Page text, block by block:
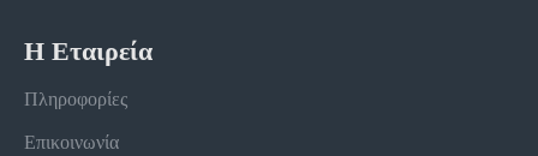
Η Εταιρεία
Πληροφορίες
Επικοινωνία